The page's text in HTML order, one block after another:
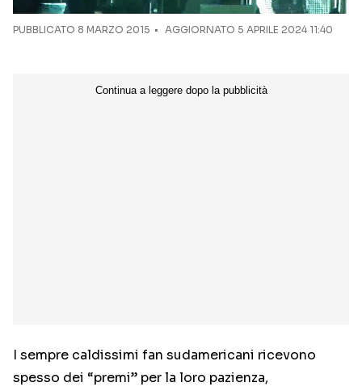
PUBBLICATO 8 MARZO 2015 AGGIORNATO 5 APRILE 2024 11:40
I sempre caldissimi fan sudamericani ricevono
spesso dei “premi” per la loro pazienza,